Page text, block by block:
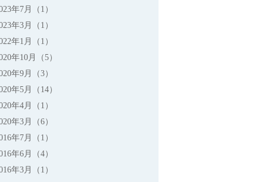
年7月（1）
年3月（1）
年1月（1）
年10月（5）
年9月（3）
年5月（14）
年4月（1）
年3月（6）
年7月（1）
年6月（4）
年3月（1）